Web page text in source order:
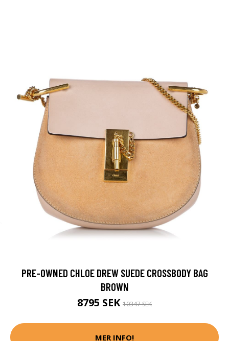
PRE-OWNED CHLOE DREW SUEDE CROSSBODY BAG
BROWN
8795 SEK 10347 SEK
MER INFO!